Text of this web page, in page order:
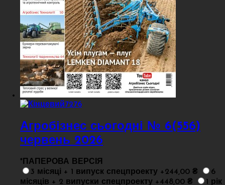
Агробізнес сьогодні № 6(556)
червень 2026
* ПАПЕРОВА ВЕРСІЯ
3 місяці + 1 випуск спецпроекту +244,00 ₴
6
місяців + 2 випуски спецпроекту +448,00 ₴
1 рік